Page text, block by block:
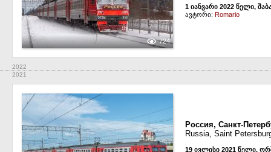
724
1 იანვარი 2022 წელი,
ავტორი: Romario
2022
2021
Россия, Санкт-
Russia, Saint
19 ივლისი 2021 წელი,